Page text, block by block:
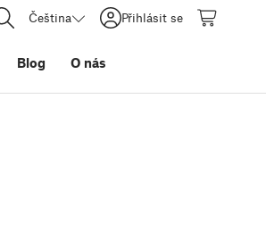
Čeština Přihlásit se
Blog O nás